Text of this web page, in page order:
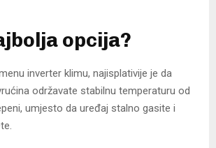
opcija?
inverter klimu, najisplativije je da
održavate stabilnu temperaturu od
umjesto da uređaj stalno gasite i